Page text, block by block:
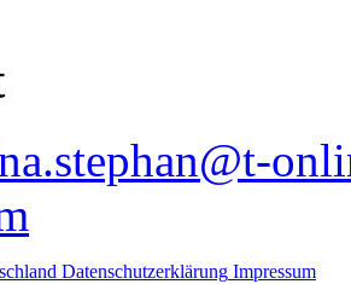
Datenschutzerklärung Impressum